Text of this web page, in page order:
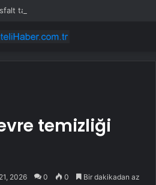
tamamlandı
temizliği
2026 0 0 Bir dakikadan az